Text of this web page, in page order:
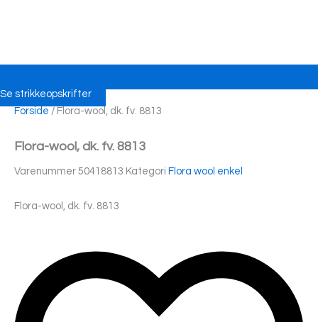
Se strikkeopskrifter
Forside / Flora-wool, dk. fv. 8813
Flora-wool, dk. fv. 8813
Varenummer 50418813 Kategori Flora wool enkel
Flora-wool, dk. fv. 8813